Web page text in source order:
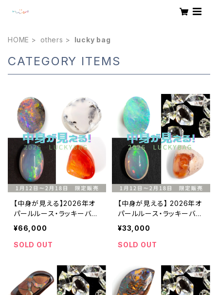
HOME others lucky bag
CATEGORY ITEMS
【中身が見える】2026年オ
パールルース・ラッキーバッ
グ・66000円
¥66,000
SOLD OUT
【中身が見える】 2026年オ
パールルース・ラッキーバッ
グ・33000円
¥33,000
SOLD OUT